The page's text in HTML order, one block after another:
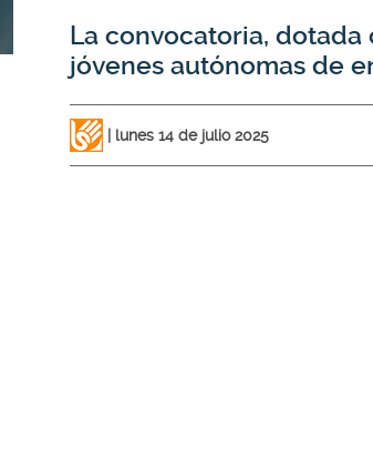
La convocatoria,
jóvenes autónomas de
lunes 14 de julio 2025